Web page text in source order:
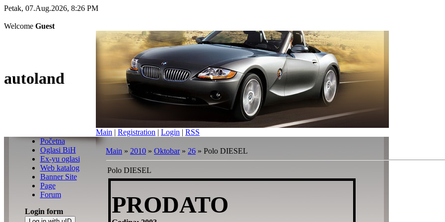
Petak, 07.Aug.2026, 8:26 PM
Welcome Guest
autoland
Main | Registration | Login | RSS
Početna
Oglasi BiH
Ex-yu oglasi
Web katalog
Banner Site
Page
Forum
Login form
Main » 2010 » Oktobar » 26 » Polo DIESEL
Polo DIESEL
PRODATO